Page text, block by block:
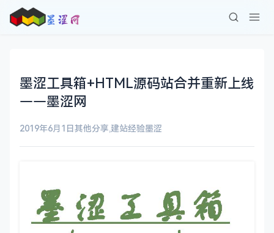
墨涩工具箱+HTML源码站合并重新上线
——墨涩网
2019年6月1日其他分享,建站经验墨涩